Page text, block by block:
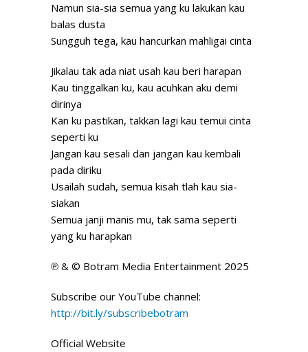
Namun sia-sia semua yang ku lakukan kau
balas dusta
Sungguh tega, kau hancurkan mahligai cinta
Jikalau tak ada niat usah kau beri harapan
Kau tinggalkan ku, kau acuhkan aku demi
dirinya
Kan ku pastikan, takkan lagi kau temui cinta
seperti ku
Jangan kau sesali dan jangan kau kembali
pada diriku
Usailah sudah, semua kisah tlah kau sia-
siakan
Semua janji manis mu, tak sama seperti
yang ku harapkan
℗ & © Botram Media Entertainment 2025
Subscribe our YouTube channel:
http://bit.ly/subscribebotram
Official Website